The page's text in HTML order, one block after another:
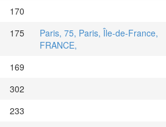
170
175
Paris, 75, Paris, Île-de-France,
FRANCE,
169
302
233